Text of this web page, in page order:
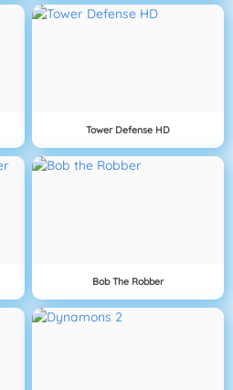
Tower Defense HD
Bob The Robber